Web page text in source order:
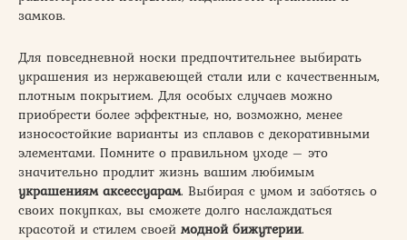
замков.
Для повседневной носки предпочтительнее выбирать
украшения из нержавеющей стали или с качественным,
плотным покрытием. Для особых случаев можно
приобрести более эффектные, но, возможно, менее
износостойкие варианты из сплавов с декоративными
элементами. Помните о правильном уходе – это
значительно продлит жизнь вашим любимым
украшениям аксессуарам. Выбирая с умом и заботясь о
своих покупках, вы сможете долго наслаждаться
красотой и стилем своей модной бижутерии.